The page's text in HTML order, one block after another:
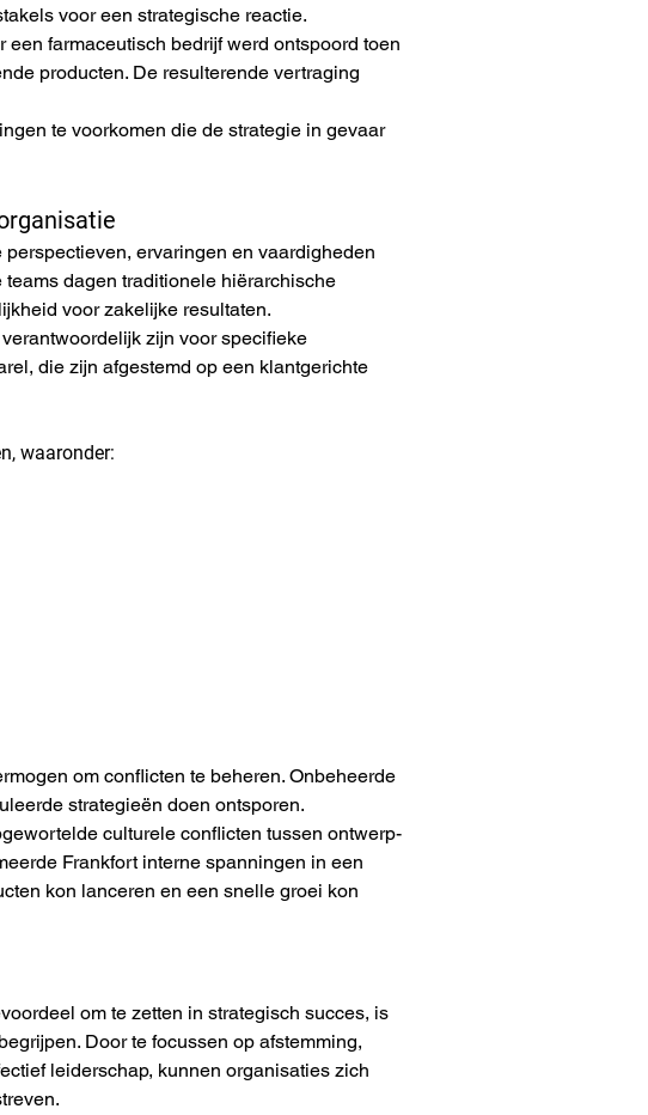
voor een strategische reactie.
farmaceutisch bedrijf werd ontspoord toen
producten. De resulterende vertraging
te voorkomen die de strategie in gevaar
ervaringen en vaardigheden
dagen traditionele hiërarchische
voor zakelijke resultaten.
zijn voor specifieke
die zijn afgestemd op een klantgerichte
waaronder:
om conflicten te beheren. Onbeheerde
strategieën doen ontsporen.
culturele conflicten tussen ontwerp-
Frankfort interne spanningen in een
kon lanceren en een snelle groei kon
om te zetten in strategisch succes, is
Door te focussen op afstemming,
leiderschap, kunnen organisaties zich